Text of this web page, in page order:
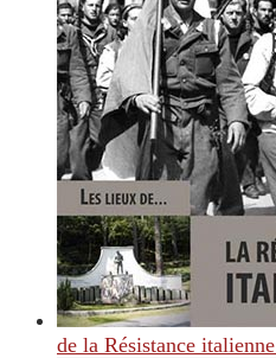
de la Résistance italienne